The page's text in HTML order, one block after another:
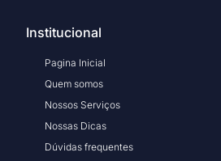
Institucional
Pagina Inicial
Quem somos
Nossos Serviços
Nossas Dicas
Dúvidas frequentes